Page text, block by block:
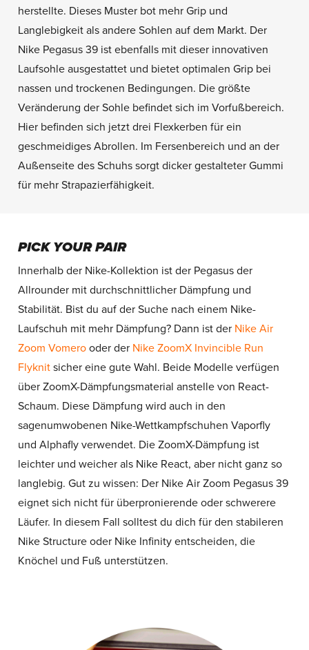
herstellte. Dieses Muster bot mehr Grip und
Langlebigkeit als andere Sohlen auf dem Markt. Der
Nike Pegasus 39 ist ebenfalls mit dieser innovativen
Laufsohle ausgestattet und bietet optimalen Grip bei
nassen und trockenen Bedingungen. Die größte
Veränderung der Sohle befindet sich im Vorfußbereich.
Hier befinden sich jetzt drei Flexkerben für ein
geschmeidiges Abrollen. Im Fersenbereich und an der
Außenseite des Schuhs sorgt dicker gestalteter Gummi
für mehr Strapazierfähigkeit.
PICK YOUR PAIR
Innerhalb der Nike-Kollektion ist der Pegasus der
Allrounder mit durchschnittlicher Dämpfung und
Stabilität. Bist du auf der Suche nach einem Nike-
Laufschuh mit mehr Dämpfung? Dann ist der Nike Air
Zoom Vomerooder der Nike ZoomX Invincible Run
Flyknitsicher eine gute Wahl. Beide Modelle verfügen
über ZoomX-Dämpfungsmaterial anstelle von React-
Schaum. Diese Dämpfung wird auch in den
sagenumwobenen Nike-Wettkampfschuhen Vaporfly
und Alphafly verwendet. Die ZoomX-Dämpfung ist
leichter und weicher als Nike React, aber nicht ganz so
langlebig. Gut zu wissen: Der Nike Air Zoom Pegasus 39
eignet sich nicht für überpronierende oder schwerere
Läufer. In diesem Fall solltest du dich für den stabileren
Nike Structure oder Nike Infinity entscheiden, die
Knöchel und Fuß unterstützen.